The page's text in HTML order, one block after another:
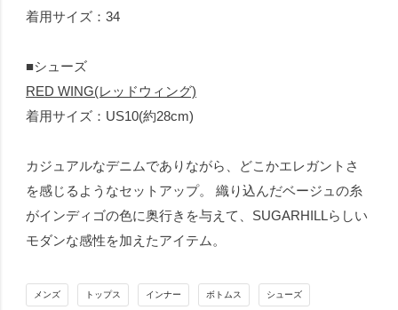
着用サイズ：34
■シューズ
RED WING(レッドウィング)
着用サイズ：US10(約28cm)
カジュアルなデニムでありながら、どこかエレガントさ
を感じるようなセットアップ。 織り込んだベージュの糸
がインディゴの色に奥行きを与えて、SUGARHILLらしい
モダンな感性を加えたアイテム。
メンズ トップス インナー ボトムス シューズ